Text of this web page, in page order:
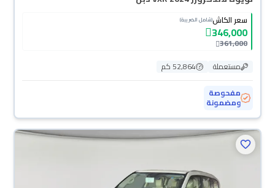
سعر الكاش(شامل الضريبة)
346,000
361,000
مستعملة
52,864 كم
مفحوصة
ومضمونة